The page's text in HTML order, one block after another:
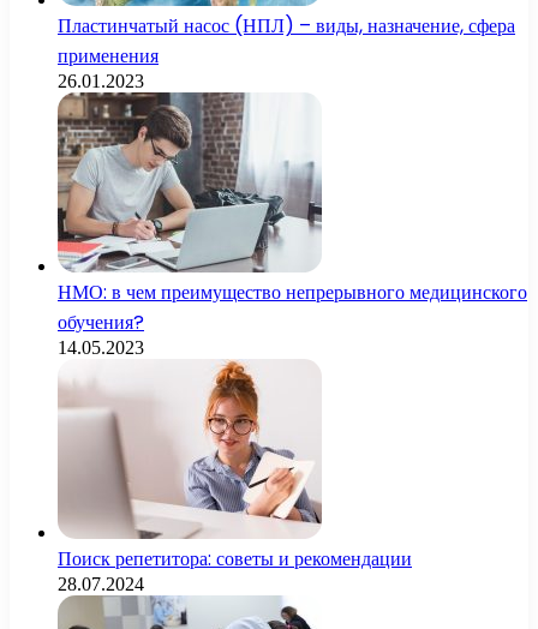
Пластинчатый насос (НПЛ) – виды, назначение, сфера
применения
26.01.2023
НМО: в чем преимущество непрерывного медицинского
обучения?
14.05.2023
Поиск репетитора: советы и рекомендации
28.07.2024